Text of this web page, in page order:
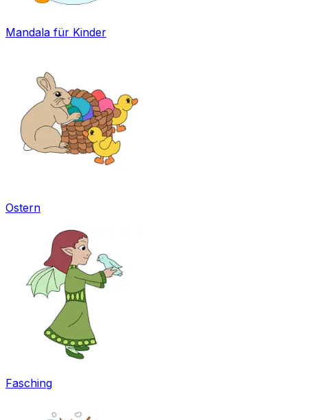
Mandala für Kinder
Ostern
Fasching